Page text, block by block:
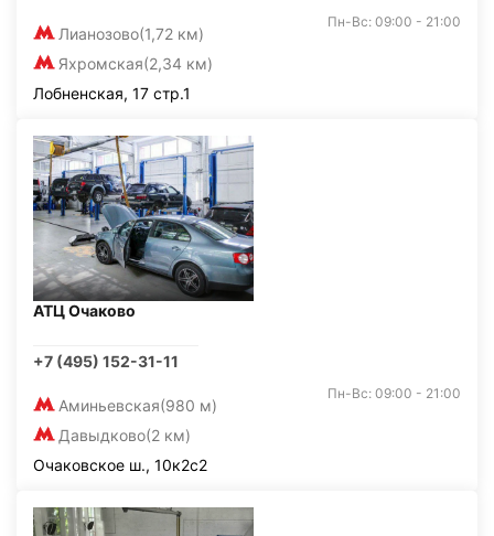
Лианозово(1,72 км)
Яхромская(2,34 км)
Пн-Вс: 09:00 - 21:00
Лобненская, 17 стр.1
АТЦ Очаково
+7 (495) 152-31-11
Аминьевская(980 м)
Давыдково(2 км)
Пн-Вс: 09:00 - 21:00
Очаковское ш., 10к2с2